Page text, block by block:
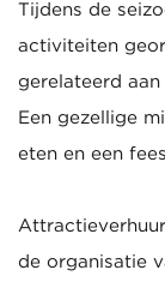
Tijdens de
activiteiten
gerelateerd
Een gezellige
eten en een
de organisatie